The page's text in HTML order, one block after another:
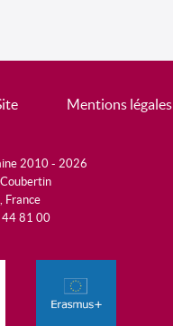
Mentions légales
2010 - 2026
France
44 81 00